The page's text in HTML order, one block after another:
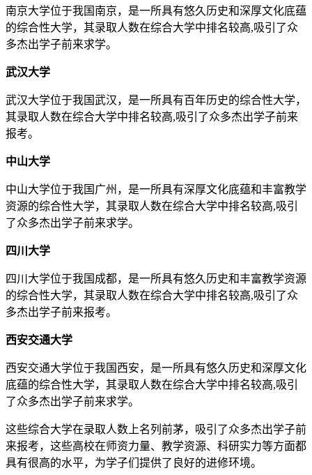
南京大学位于我国南京，是一所具有悠久历史和深厚文化底蕴
的综合性大学，其录取人数在综合大学中排名较高,吸引了众
多杰出学子前来求学。
武汉大学
武汉大学位于我国武汉，是一所具有百年历史的综合性大学，
其录取人数在综合大学中排名较高,吸引了众多杰出学子前来
报考。
中山大学
中山大学位于我国广州，是一所具有深厚文化底蕴和丰富教学
资源的综合性大学，其录取人数在综合大学中排名较高,吸引
了众多杰出学子前来求学。
四川大学
四川大学位于我国成都，是一所具有悠久历史和丰富教学资源
的综合性大学，其录取人数在综合大学中排名较高,吸引了众
多杰出学子前来报考。
西安交通大学
西安交通大学位于我国西安，是一所具有悠久历史和深厚文化
底蕴的综合性大学，其录取人数在综合大学中排名较高,吸引
了众多杰出学子前来求学。
这些综合大学在录取人数上名列前茅，吸引了众多杰出学子前
来报考，这些高校在师资力量、教学资源、科研实力等方面都
具有很高的水平，为学子们提供了良好的进修环境。